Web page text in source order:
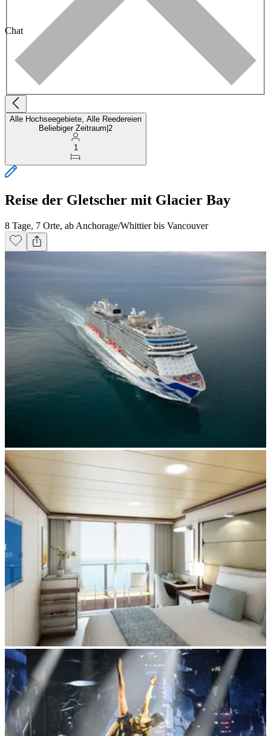
Chat
Alle Hochseegebiete, Alle Reedereien
Beliebiger Zeitraum 2
1
Reise der Gletscher mit Glacier Bay
8 Tage, 7 Orte, ab Anchorage/Whittier bis Vancouver